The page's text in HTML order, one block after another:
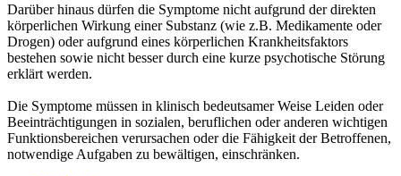
Darüber hinaus dürfen die Symptome nicht aufgrund der direkten
körperlichen Wirkung einer Substanz (wie z.B. Medikamente oder
Drogen) oder aufgrund eines körperlichen Krankheitsfaktors
bestehen sowie nicht besser durch eine kurze psychotische Störung
erklärt werden.
Die Symptome müssen in klinisch bedeutsamer Weise Leiden oder
Beeinträchtigungen in sozialen, beruflichen oder anderen wichtigen
Funktionsbereichen verursachen oder die Fähigkeit der Betroffenen,
notwendige Aufgaben zu bewältigen, einschränken.